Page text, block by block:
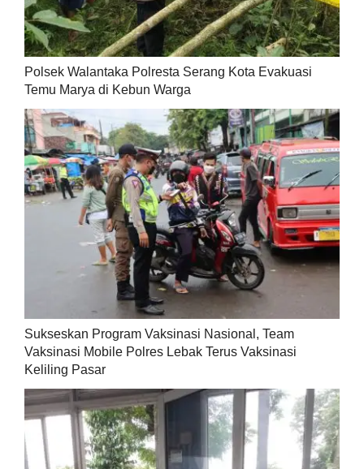
Polsek Walantaka Polresta Serang Kota Evakuasi
Temu Marya di Kebun Warga
Sukseskan Program Vaksinasi Nasional, Team
Vaksinasi Mobile Polres Lebak Terus Vaksinasi
Keliling Pasar